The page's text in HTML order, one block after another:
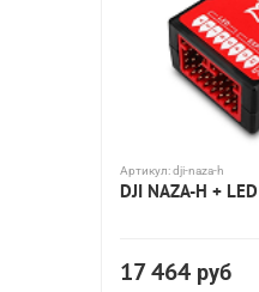
Артикул:dji-naza-h
DJI NAZA-H + LED
17 464 руб